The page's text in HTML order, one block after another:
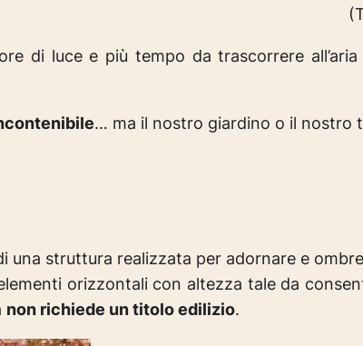
di luce e più tempo da trascorrere
… ma il nostro giardino o il nostro
una struttura realizzata per adornare e
orizzontali con altezza tale da
non richiede un titolo edilizio.